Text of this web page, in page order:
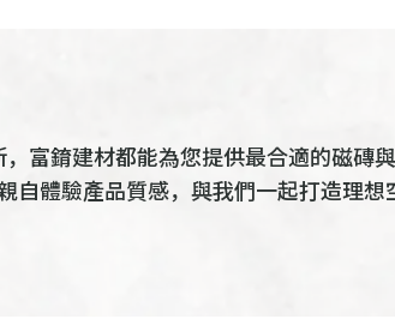
富錥建材都能為您提供最合適的磁磚
自體驗產品質感，與我們一起打造理想